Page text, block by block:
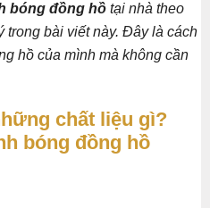
bóng đồng hồ tại nhà theo
bài viết này. Đây là cách
hồ của mình mà không cần
chất liệu gì?
bóng đồng hồ